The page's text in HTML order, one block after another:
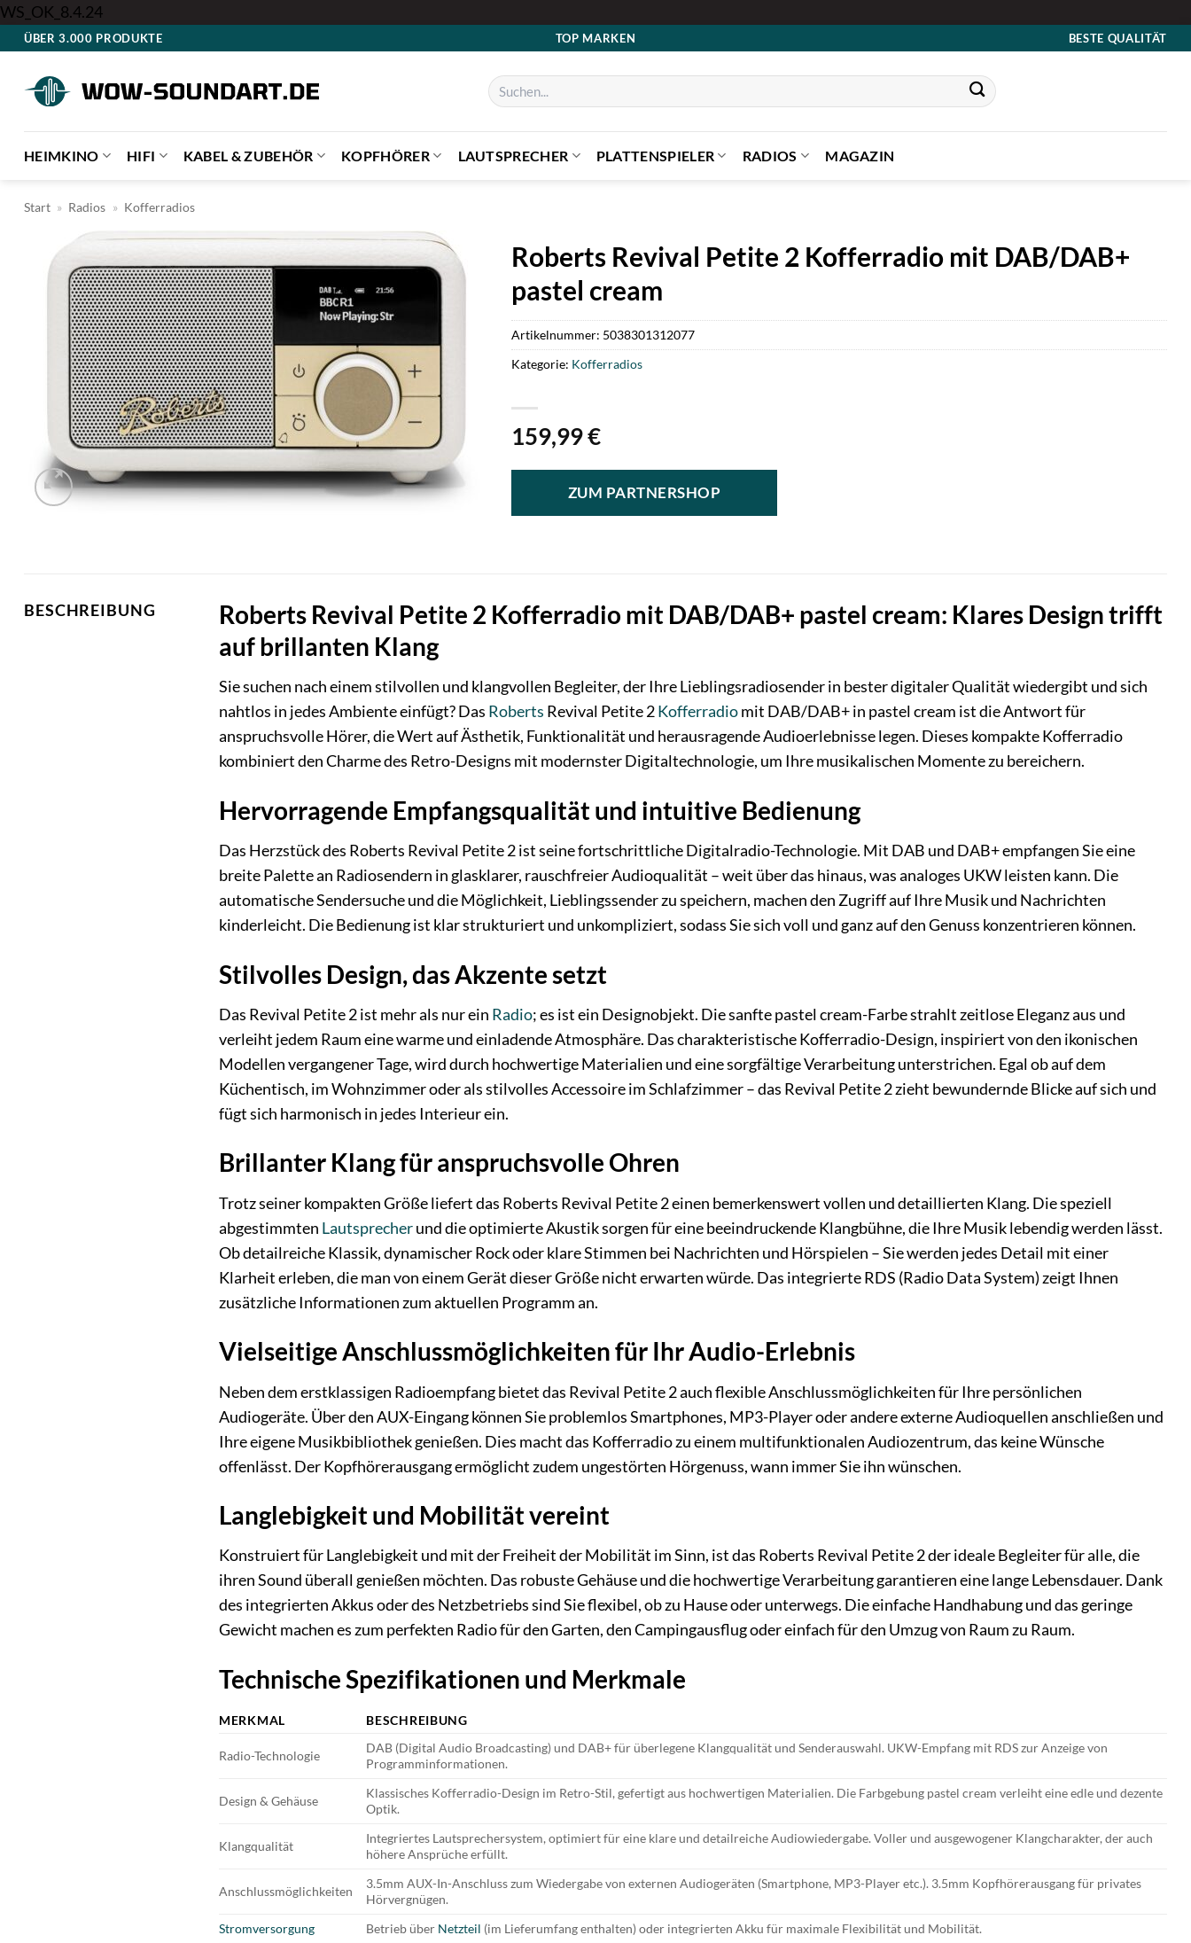
WS_OK_8.4.24Zum
Inhalt
ÜBER 3.000 PRODUKTE TOP MARKEN BESTE QUALITÄT
Suchen
nach:
HEIMKINO HIFI KABEL & ZUBEHÖR KOPFHÖRER LAUTSPRECHER PLATTENSPIELER RADIOS MAGAZIN
Start » Radios » Kofferradios
Roberts Revival Petite 2 Kofferradio mit DAB/DAB+
pastel cream
159,99€
ZUM PARTNERSHOP
Artikelnummer: 5038301312077
Kategorie: Kofferradios
BESCHREIBUNG
Roberts Revival Petite 2 Kofferradio mit DAB/DAB+ pastel cream: Klares Design trifft
auf brillanten Klang
Sie suchen nach einem stilvollen und klangvollen Begleiter, der Ihre Lieblingsradiosender in bester digitaler Qualität wiedergibt und sich
nahtlos in jedes Ambiente einfügt? Das Roberts Revival Petite 2Kofferradiomit DAB/DAB+ in pastel cream ist die Antwort für
anspruchsvolle Hörer, die Wert auf Ästhetik, Funktionalität und herausragende Audioerlebnisse legen. Dieses kompakte Kofferradio
kombiniert den Charme des Retro-Designs mit modernster Digitaltechnologie, um Ihre musikalischen Momente zu bereichern.
Hervorragende Empfangsqualität und intuitive Bedienung
Das Herzstück des Roberts Revival Petite 2 ist seine fortschrittliche Digitalradio-Technologie. Mit DAB und DAB+ empfangen Sie eine
breite Palette an Radiosendern in glasklarer, rauschfreier Audioqualität – weit über das hinaus, was analoges UKW leisten kann. Die
automatische Sendersuche und die Möglichkeit, Lieblingssender zu speichern, machen den Zugriff auf Ihre Musik und Nachrichten
kinderleicht. Die Bedienung ist klar strukturiert und unkompliziert, sodass Sie sich voll und ganz auf den Genuss konzentrieren können.
Stilvolles Design, das Akzente setzt
Das Revival Petite 2 ist mehr als nur ein Radio; es ist ein Designobjekt. Die sanfte pastel cream-Farbe strahlt zeitlose Eleganz aus und
verleiht jedem Raum eine warme und einladende Atmosphäre. Das charakteristische Kofferradio-Design, inspiriert von den ikonischen
Modellen vergangener Tage, wird durch hochwertige Materialien und eine sorgfältige Verarbeitung unterstrichen. Egal ob auf dem
Küchentisch, im Wohnzimmer oder als stilvolles Accessoire im Schlafzimmer – das Revival Petite 2 zieht bewundernde Blicke auf sich und
fügt sich harmonisch in jedes Interieur ein.
Brillanter Klang für anspruchsvolle Ohren
Trotz seiner kompakten Größe liefert das Roberts Revival Petite 2 einen bemerkenswert vollen und detaillierten Klang. Die speziell
abgestimmten Lautsprecherund die optimierte Akustik sorgen für eine beeindruckende Klangbühne, die Ihre Musik lebendig werden lässt.
Ob detailreiche Klassik, dynamischer Rock oder klare Stimmen bei Nachrichten und Hörspielen – Sie werden jedes Detail mit einer
Klarheit erleben, die man von einem Gerät dieser Größe nicht erwarten würde. Das integrierte RDS (Radio Data System) zeigt Ihnen
zusätzliche Informationen zum aktuellen Programm an.
Vielseitige Anschlussmöglichkeiten für Ihr Audio-Erlebnis
Neben dem erstklassigen Radioempfang bietet das Revival Petite 2 auch flexible Anschlussmöglichkeiten für Ihre persönlichen
Audiogeräte. Über den AUX-Eingang können Sie problemlos Smartphones, MP3-Player oder andere externe Audioquellen anschließen und
Ihre eigene Musikbibliothek genießen. Dies macht das Kofferradio zu einem multifunktionalen Audiozentrum, das keine Wünsche
offenlässt. Der Kopfhörerausgang ermöglicht zudem ungestörten Hörgenuss, wann immer Sie ihn wünschen.
Langlebigkeit und Mobilität vereint
Konstruiert für Langlebigkeit und mit der Freiheit der Mobilität im Sinn, ist das Roberts Revival Petite 2 der ideale Begleiter für alle, die
ihren Sound überall genießen möchten. Das robuste Gehäuse und die hochwertige Verarbeitung garantieren eine lange Lebensdauer. Dank
des integrierten Akkus oder des Netzbetriebs sind Sie flexibel, ob zu Hause oder unterwegs. Die einfache Handhabung und das geringe
Gewicht machen es zum perfekten Radio für den Garten, den Campingausflug oder einfach für den Umzug von Raum zu Raum.
Technische Spezifikationen und Merkmale
MERKMAL BESCHREIBUNG
Radio-Technologie
DAB (Digital Audio Broadcasting) und DAB+ für überlegene Klangqualität und Senderauswahl. UKW-Empfang mit RDS zur Anzeige von
Programminformationen.
Design & Gehäuse
Klassisches Kofferradio-Design im Retro-Stil, gefertigt aus hochwertigen Materialien. Die Farbgebung pastel cream verleiht eine edle und dezente
Optik.
Klangqualität
Integriertes Lautsprechersystem, optimiert für eine klare und detailreiche Audiowiedergabe. Voller und ausgewogener Klangcharakter, der auch
höhere Ansprüche erfüllt.
Anschlussmöglichkeiten
3.5mm AUX-In-Anschluss zum Wiedergabe von externen Audiogeräten (Smartphone, MP3-Player etc.). 3.5mm Kopfhörerausgang für privates
Hörvergnügen.
Stromversorgung
Betrieb über Netzteil (im Lieferumfang enthalten) oder integrierten Akku für maximale Flexibilität und Mobilität.